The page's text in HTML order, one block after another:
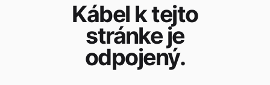
Kábel k tejto
stránke je
odpojený.